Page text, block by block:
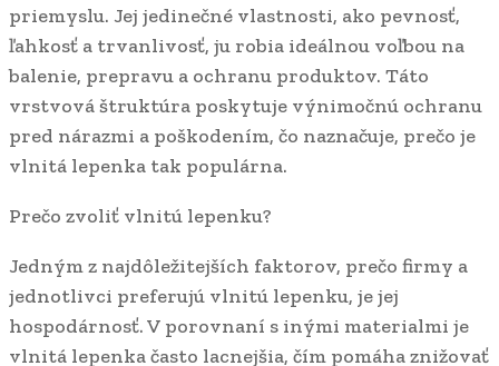
priemyslu. Jej jedinečné vlastnosti, ako pevnosť,
ľahkosť a trvanlivosť, ju robia ideálnou voľbou na
balenie, prepravu a ochranu produktov. Táto
vrstvová štruktúra poskytuje výnimočnú ochranu
pred nárazmi a poškodením, čo naznačuje, prečo je
vlnitá lepenka tak populárna.
Prečo zvoliť vlnitú lepenku?
Jedným z najdôležitejších faktorov, prečo firmy a
jednotlivci preferujú vlnitú lepenku, je jej
hospodárnosť. V porovnaní s inými materialmi je
vlnitá lepenka často lacnejšia, čím pomáha znižovať